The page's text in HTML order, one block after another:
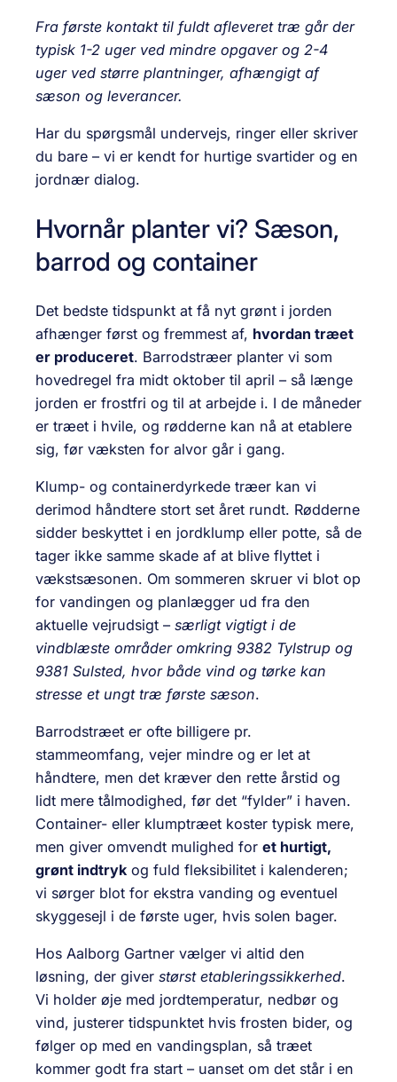
Fra første kontakt til fuldt afleveret træ går der
typisk 1-2 uger ved mindre opgaver og 2-4
uger ved større plantninger, afhængigt af
sæson og leverancer.
Har du spørgsmål undervejs, ringer eller skriver
du bare – vi er kendt for hurtige svartider og en
jordnær dialog.
Hvornår planter vi? Sæson,
barrod og container
Det bedste tidspunkt at få nyt grønt i jorden
afhænger først og fremmest af, hvordan træet
er produceret. Barrodstræer planter vi som
hovedregel fra midt oktober til april – så længe
jorden er frostfri og til at arbejde i. I de måneder
er træet i hvile, og rødderne kan nå at etablere
sig, før væksten for alvor går i gang.
Klump- og containerdyrkede træer kan vi
derimod håndtere stort set året rundt. Rødderne
sidder beskyttet i en jordklump eller potte, så de
tager ikke samme skade af at blive flyttet i
vækstsæsonen. Om sommeren skruer vi blot op
for vandingen og planlægger ud fra den
aktuelle vejrudsigt – særligt vigtigt i de
vindblæste områder omkring 9382 Tylstrup og
9381 Sulsted, hvor både vind og tørke kan
stresse et ungt træ første sæson.
Barrodstræet er ofte billigere pr.
stammeomfang, vejer mindre og er let at
håndtere, men det kræver den rette årstid og
lidt mere tålmodighed, før det “fylder” i haven.
Container- eller klumptræet koster typisk mere,
men giver omvendt mulighed for et hurtigt,
grønt indtryk og fuld fleksibilitet i kalenderen;
vi sørger blot for ekstra vanding og eventuel
skyggesejl i de første uger, hvis solen bager.
Hos Aalborg Gartner vælger vi altid den
løsning, der giver størst etableringssikkerhed.
Vi holder øje med jordtemperatur, nedbør og
vind, justerer tidspunktet hvis frosten bider, og
følger op med en vandingsplan, så træet
kommer godt fra start – uanset om det står i en